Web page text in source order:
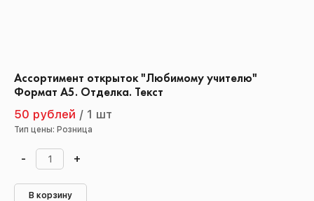
Ассортимент открыток "Любимому учителю"
Формат А5. Отделка. Текст
50 рублей / 1 шт
Тип цены: Розница
- +
В корзину